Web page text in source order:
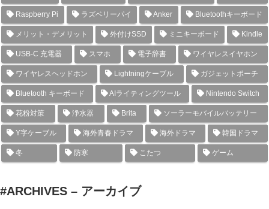
Raspberry Pi ラズベリーパイ Anker Bluetoothキーボード
メリット・デメリット 外付けSSD ミニキーボード Kindle
USB-C 充電器 スマホ 電子辞書 ワイヤレスイヤホン
ワイヤレスヘッドホン Lightningケーブル ガジェットポーチ
Bluetooth キーボード AIライティングツール Nintendo Switch
花粉対策 浄水器 Brita ソーラーモバイルバッテリー
Y字ケーブル 海外青春ドラマ 海外ドラマ 韓国ドラマ
冬 防寒 こたつ ゲーム
#ARCHIVES – アーカイブ